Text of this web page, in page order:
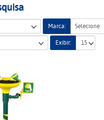
Marca: Selecione
Exibir: